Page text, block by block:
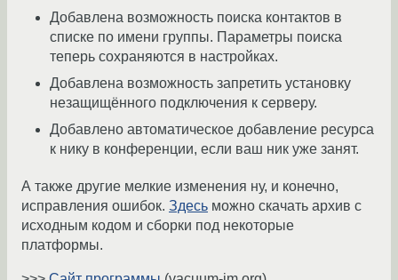
Добавлена возможность поиска контактов в
списке по имени группы. Параметры поиска
теперь сохраняются в настройках.
Добавлена возможность запретить установку
незащищённого подключения к серверу.
Добавлено автоматическое добавление ресурса
к нику в конференции, если ваш ник уже занят.
А также другие мелкие изменения ну, и конечно,
исправления ошибок. Здесь можно скачать архив с
исходным кодом и сборки под некоторые
платформы.